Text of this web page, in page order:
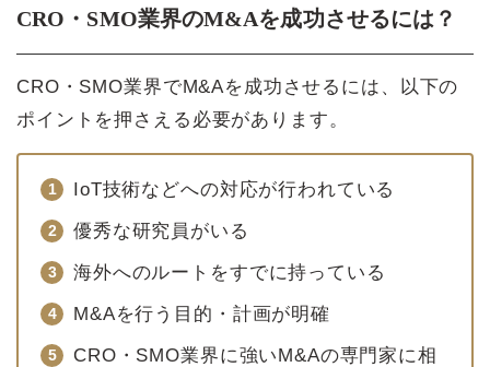
CRO・SMO業界のM&Aを成功させるには？
CRO・SMO業界でM&Aを成功させるには、以下の
ポイントを押さえる必要があります。
IoT技術などへの対応が行われている
優秀な研究員がいる
海外へのルートをすでに持っている
M&Aを行う目的・計画が明確
CRO・SMO業界に強いM&Aの専門家に相